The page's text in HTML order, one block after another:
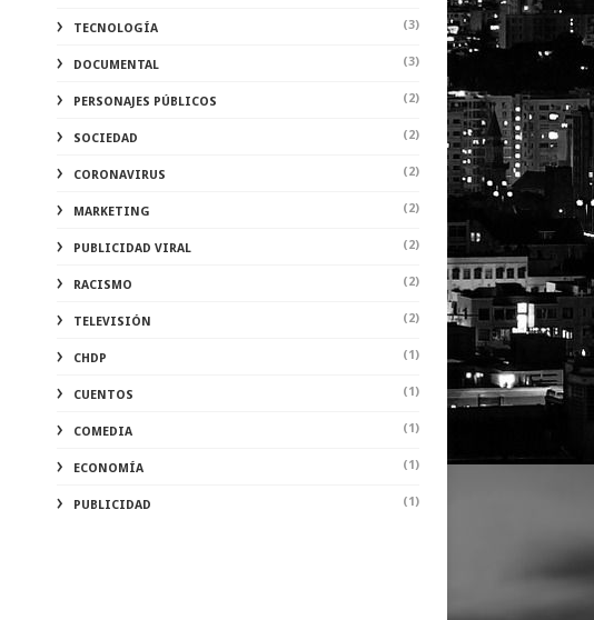
TECNOLOGÍA (3)
DOCUMENTAL (3)
PERSONAJES PÚBLICOS (2)
SOCIEDAD (2)
CORONAVIRUS (2)
MARKETING (2)
PUBLICIDAD VIRAL (2)
RACISMO (2)
TELEVISIÓN (2)
CHDP (1)
CUENTOS (1)
COMEDIA (1)
ECONOMÍA (1)
PUBLICIDAD (1)